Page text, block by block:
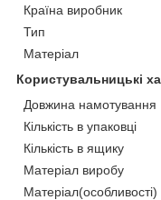
Країна виробник
Тип
Матеріал
Користувальницькі
Довжина намотування
Кількість в упаковці
Кількість в ящику
Матеріал виробу
Матеріал(особливості)